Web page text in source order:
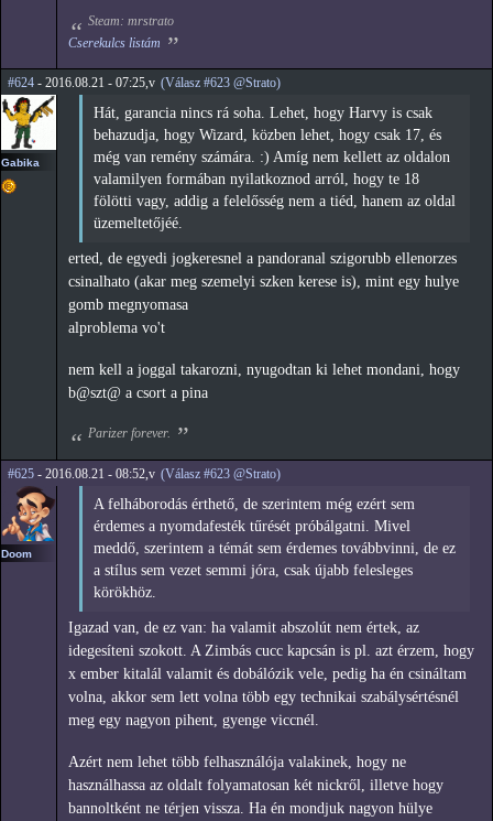
Steam: mrstrato
Cserekulcs listám
#624 - 2016.08.21 - 07:25,v (Válasz #623 @Strato)
Gabika
Hát, garancia nincs rá soha. Lehet, hogy Harvy is csak
behazudja, hogy Wizard, közben lehet, hogy csak 17, és
még van remény számára. :) Amíg nem kellett az oldalon
valamilyen formában nyilatkoznod arról, hogy te 18
fölötti vagy, addig a felelősség nem a tiéd, hanem az oldal
üzemeltetőjéé.
erted, de egyedi jogkeresnel a pandoranal szigorubb ellenorzes
csinalhato (akar meg szemelyi szken kerese is), mint egy hulye
gomb megnyomasa
alproblema vo't
nem kell a joggal takarozni, nyugodtan ki lehet mondani, hogy
b@szt@ a csort a pina
Parizer forever.
#625 - 2016.08.21 - 08:52,v (Válasz #623 @Strato)
Doom
A felháborodás érthető, de szerintem még ezért sem
érdemes a nyomdafesték tűrését próbálgatni. Mivel
meddő, szerintem a témát sem érdemes továbbvinni, de ez
a stílus sem vezet semmi jóra, csak újabb felesleges
körökhöz.
Igazad van, de ez van: ha valamit abszolút nem értek, az
idegesíteni szokott. A Zimbás cucc kapcsán is pl. azt érzem, hogy
x ember kitalál valamit és dobálózik vele, pedig ha én csináltam
volna, akkor sem lett volna több egy technikai szabálysértésnél
meg egy nagyon pihent, gyenge viccnél.
Azért nem lehet több felhasználója valakinek, hogy ne
használhassa az oldalt folyamatosan két nickről, illetve hogy
bannoltként ne térjen vissza. Ha én mondjuk nagyon hülye